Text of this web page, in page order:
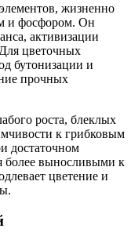
жизненно
и фосфором. Он
активизации
цветочных
бутонизации и
прочных
роста, блеклых
к грибковым
достаточном
более выносливыми к
цветение и